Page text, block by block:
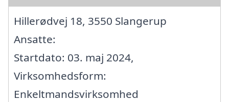
Hillerødvej 18, 3550 Slangerup
Ansatte:
Startdato: 03. maj 2024,
Virksomhedsform:
Enkeltmandsvirksomhed